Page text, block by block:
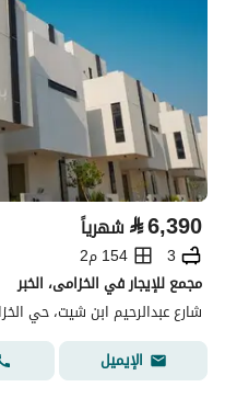
⃁6,390 شهرياً
3
154 م2
مجمع للإيجار في الخزامى، الخبر
شارع عبدالرحيم ابن شيت، حي
الإيميل